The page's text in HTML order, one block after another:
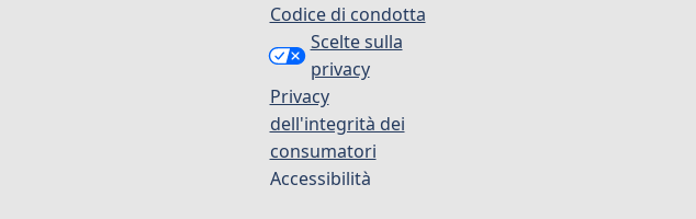
Codice di condotta
Scelte sulla
privacy
Privacy
dell'integrità dei
consumatori
Accessibilità